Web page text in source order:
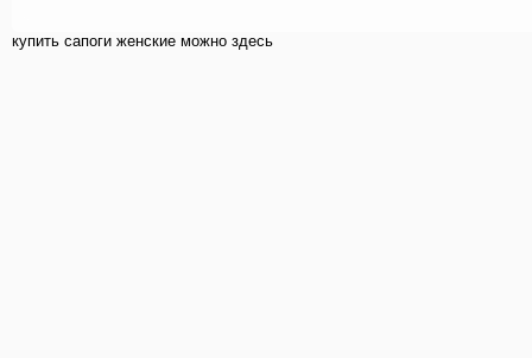
купить cапоги женские можно здесь